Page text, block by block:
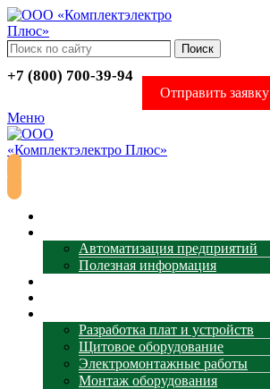
Поиск
+7 (800) 700-39-94
Отправить заявку
Меню
Автоматизация предприятий
Полезная информация
Разработка плат и устройств
Щитовое оборудование
Электромонтажные работы
Монтаж оборудования